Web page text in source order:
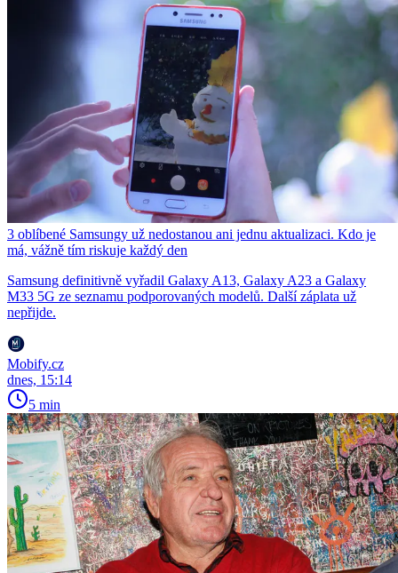
3 oblíbené Samsungy už nedostanou ani jednu aktualizaci. Kdo je
má, vážně tím riskuje každý den
Samsung definitivně vyřadil Galaxy A13, Galaxy A23 a Galaxy
M33 5G ze seznamu podporovaných modelů. Další záplata už
nepřijde.
Mobify.cz
dnes, 15:14
5 min